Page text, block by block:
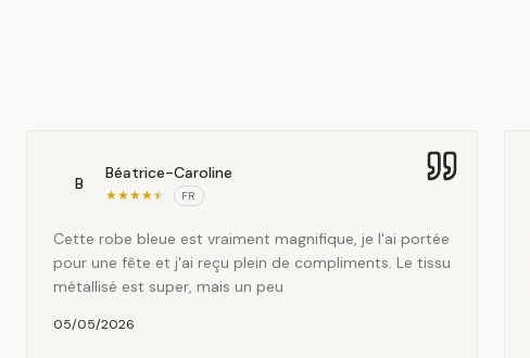
B
Béatrice-Caroline
★★★★★ FR
Cette robe bleue est vraiment magnifique, je l'ai portée
pour une fête et j'ai reçu plein de compliments. Le tissu
métallisé est super, mais un peu
05/05/2026